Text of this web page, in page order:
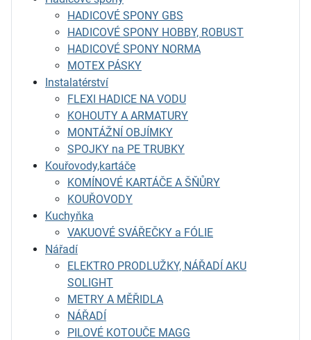
HADICOVÉ SPONY GBS
HADICOVÉ SPONY HOBBY, ROBUST
HADICOVÉ SPONY NORMA
MOTEX PÁSKY
Instalatérství
FLEXI HADICE NA VODU
KOHOUTY A ARMATURY
MONTÁŽNÍ OBJÍMKY
SPOJKY na PE TRUBKY
Kouřovody,kartáče
KOMÍNOVÉ KARTÁČE A ŠŇŮRY
KOUŘOVODY
Kuchyňka
VAKUOVÉ SVÁŘEČKY a FÓLIE
Nářadí
ELEKTRO PRODLUŽKY, NÁŘADÍ AKU
SOLIGHT
METRY A MĚŘIDLA
NÁŘADÍ
PILOVÉ KOTOUČE MAGG